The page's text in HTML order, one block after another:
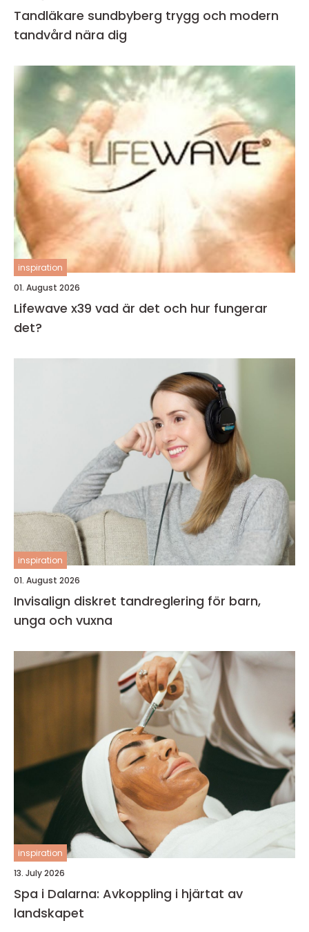
Tandläkare sundbyberg trygg och modern
tandvård nära dig
inspiration
01. August 2026
Lifewave x39 vad är det och hur fungerar
det?
inspiration
01. August 2026
Invisalign diskret tandreglering för barn,
unga och vuxna
inspiration
13. July 2026
Spa i Dalarna: Avkoppling i hjärtat av
landskapet